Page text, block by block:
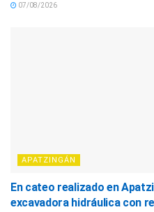
07/08/2026
APATZINGÁN
En cateo realizado en
excavadora hidráulica con